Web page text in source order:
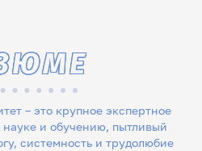
– это крупное экспертное
и обучению, пытливый